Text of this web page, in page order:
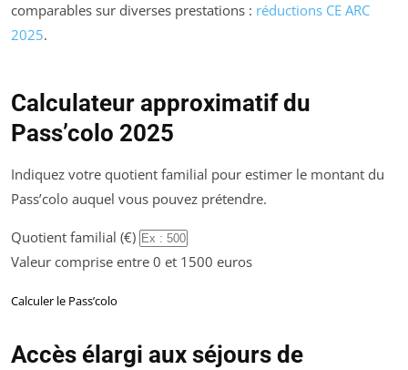
comparables sur diverses prestations : réductions CE ARC
2025.
Calculateur approximatif du
Pass’colo 2025
Indiquez votre quotient familial pour estimer le montant du
Pass’colo auquel vous pouvez prétendre.
Quotient familial (€)
Valeur comprise entre 0 et 1500 euros
Calculer le Pass’colo
Accès élargi aux séjours de